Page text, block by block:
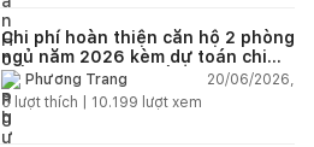
Chi phí hoàn thiện căn hộ 2 phòng
ngủ năm 2026 kèm dự toán chi
tiết và ví dụ thực tế
Phương Trang
20/06/2026,
5 lượt thích | 10.199 lượt xem